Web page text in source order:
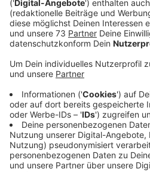
Veröffentlicht:Dienstag,
Anzeige
1 cm Eisschicht pro Tag
Anzeige
Die ersten Städte und
Gefahr hinzuweisen, dass man